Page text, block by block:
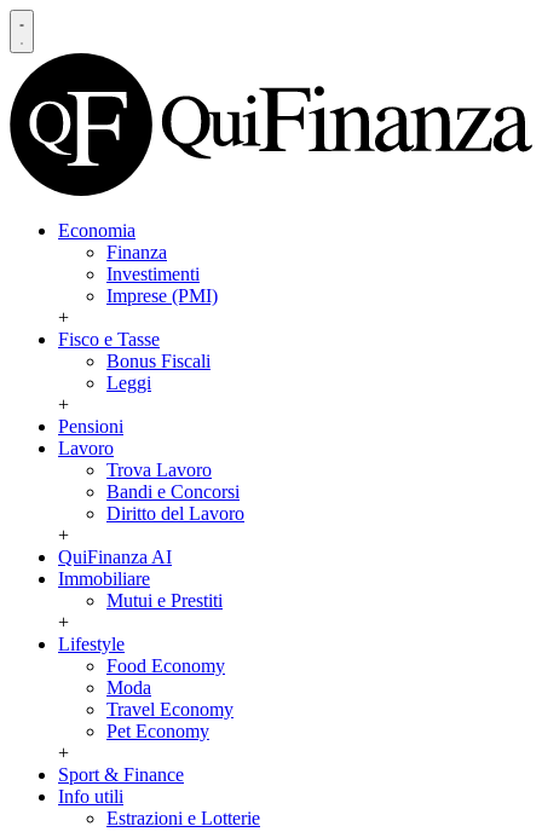
Economia
Finanza
Investimenti
Imprese (PMI)
+
Fisco e Tasse
Bonus Fiscali
Leggi
+
Pensioni
Lavoro
Trova Lavoro
Bandi e Concorsi
Diritto del Lavoro
+
QuiFinanza AI
Immobiliare
Mutui e Prestiti
+
Lifestyle
Food Economy
Moda
Travel Economy
Pet Economy
+
Sport & Finance
Info utili
Estrazioni e Lotterie